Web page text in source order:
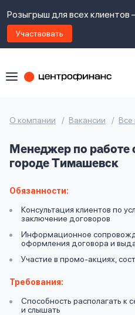
Розыгрыш для всех
Участвовать
О компании Вакансии Все
Менеджер по работе
городе Тимашевск
Обязанности:
Консультация клиентов по
заключение договоров
Информационное
оформления договора и
Участие в промо-акциях,
Требования:
Способность располагать к
и слышать
контакты
Задать
Ок
Ок
Я
правилами
предоставления
политикой
даю
согласие
на
обработку
личных